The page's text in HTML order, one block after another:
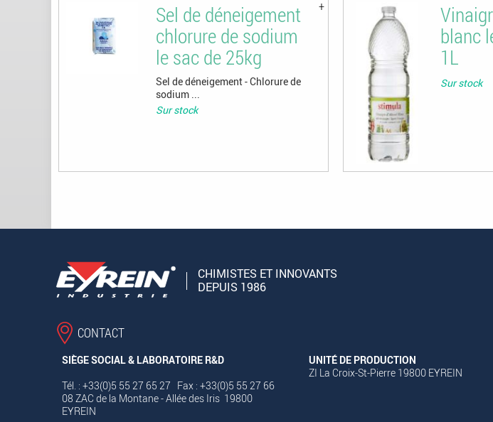
Sel de déneigement
chlorure de sodium
le sac de 25kg
Sel de déneigement - Chlorure de
sodium ...
Sur stock
blanc
1L
Sur stock
CHIMISTES ET INNOVANTS
DEPUIS 1986
CONTACT
SIÈGE SOCIAL & LABORATOIRE R&D
Tél. : +33(0)5 55 27 65 27 Fax : +33(0)5 55 27 66
08 ZAC de la Montane - Allée des Iris 19800
EYREIN
UNITÉ DE PRODUCTION
ZI La Croix-St-Pierre 19800 EYREIN